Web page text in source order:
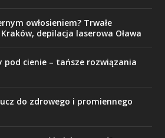
owłosieniem? Trwałe
depilacja laserowa Oława
cienie – tańsze rozwiązania
do zdrowego i promiennego